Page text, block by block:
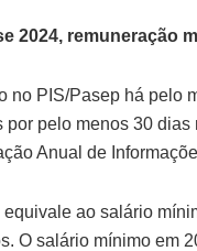
2024, remuneração
PIS/Pasep há pelo
pelo menos 30
Anual de
ao salário
O salário mínimo em